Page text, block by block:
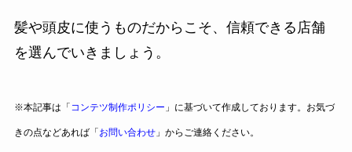
髪や頭皮に使うものだからこそ、信頼できる店舗
を選んでいきましょう。
※本記事は「 コンテツ制作ポリシー 」に基づいて作成しております。お気づ
きの点などあれば「お問い合わせ」からご連絡ください。